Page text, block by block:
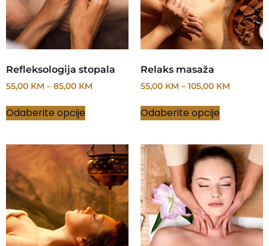
Refleksologija stopala
55,00 KM – 85,00 KM
Odaberite opcije
Relaks masaža
55,00 KM – 105,00 KM
Odaberite opcije